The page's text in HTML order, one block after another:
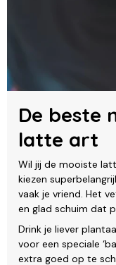
De beste
latte art
Wil jij de mooiste
kiezen
vaak je vriend. Het
en glad schuim dat
Drink je liever
voor een speciale
extra goed op te